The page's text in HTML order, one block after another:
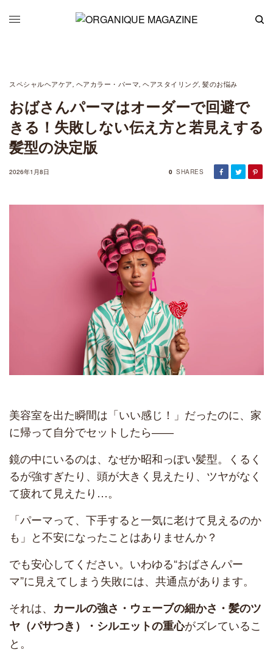
スペシャルヘアケア, ヘアカラー・パーマ, ヘアスタイリング, 髪のお悩み
おばさんパーマはオーダーで回避で
きる！失敗しない伝え方と若見えする
髪型の決定版
2026年1月8日 0 SHARES
美容室を出た瞬間は「いい感じ！」だったのに、家
に帰って自分でセットしたら――
鏡の中にいるのは、なぜか昭和っぽい髪型。くるく
るが強すぎたり、頭が大きく見えたり、ツヤがなく
て疲れて見えたり…。
「パーマって、下手すると一気に老けて見えるのか
も」と不安になったことはありませんか？
でも安心してください。いわゆる“おばさんパー
マ”に見えてしまう失敗には、共通点があります。
それは、 カールの強さ・ウェーブの細かさ・髪のツ
ヤ（パサつき）・シルエットの重心がズレているこ
と。